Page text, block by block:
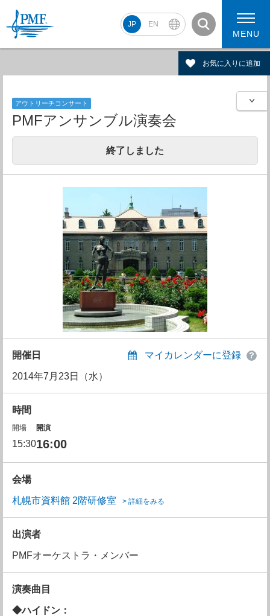
JP EN
PMF2026 スケジュール コンサート動画
PMF2026 アーティスト
MENU
お気に入りに追加
アウトリーチコンサート
PMFアンサンブル演奏会
終了しました
開催日 マイカレンダーに登録
2014年7月23日（水）
時間
開場
15:30
開演
16:00
会場
札幌市資料館 2階研修室 > 詳細をみる
出演者
PMFオーケストラ・メンバー
演奏曲目
◆ハイドン：